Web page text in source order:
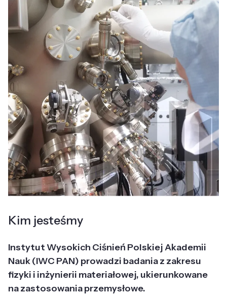
Kim jesteśmy
Instytut Wysokich Ciśnień Polskiej Akademii
Nauk (IWC PAN) prowadzi badania z zakresu
fizyki i inżynierii materiałowej, ukierunkowane
na zastosowania przemysłowe.